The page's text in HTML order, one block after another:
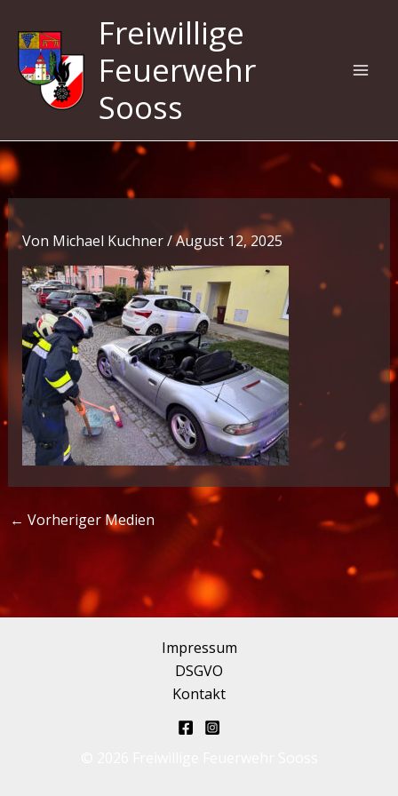
Inhalt
springen
Freiwillige
Feuerwehr
Sooss
Von Michael Kuchner/August 12, 2025
← Vorheriger Medien
Impressum
DSGVO
Kontakt